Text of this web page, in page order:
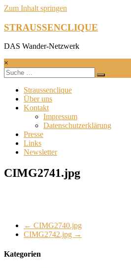
Zum Inhalt springen
STRAUSSENCLIQUE
DAS Wander-Netzwerk
×
Straussenclique
Über uns
Kontakt
Impressum
Datenschutzerklärung
Presse
Links
Newsletter
CIMG2741.jpg
← CIMG2740.jpg
CIMG2742.jpg →
Kategorien